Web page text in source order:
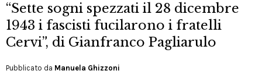
“Sette sogni spezzati il 28 dicembre
1943 i fascisti fucilarono i fratelli
Cervi”, di Gianfranco Pagliarulo
Pubblicato da Manuela Ghizzoni